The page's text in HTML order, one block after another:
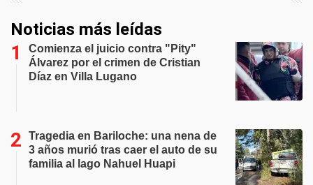
Noticias más leídas
Comienza el juicio contra "Pity"
Álvarez por el crimen de Cristian
Díaz en Villa Lugano
Tragedia en Bariloche: una nena de
3 años murió tras caer el auto de su
familia al lago Nahuel Huapi